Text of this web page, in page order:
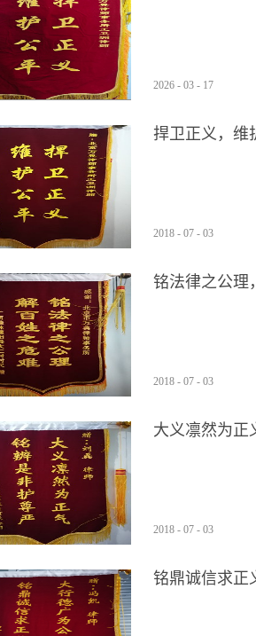
2026 - 03 - 17
捍卫正义，
2018 - 07 - 03
铭法律之公
2018 - 07 - 03
大义凛然为
2018 - 07 - 03
铭鼎诚信求